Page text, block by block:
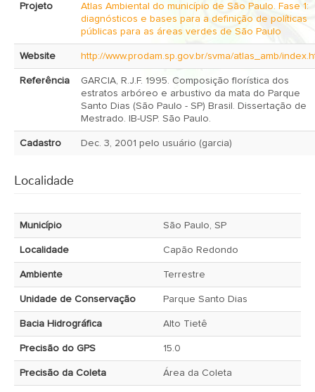
Projeto
Atlas Ambiental do município de São Paulo. Fase 1:
diagnósticos e bases para a definição de políticas
públicas para as áreas verdes de São Paulo
Website http://www.prodam.sp.gov.br/svma/atlas_amb/
Referência
GARCIA, R.J.F. 1995. Composição florística dos
estratos arbóreo e arbustivo da mata do Parque
Santo Dias (São Paulo - SP) Brasil. Dissertação de
Mestrado. IB-USP. São Paulo.
Cadastro Dec. 3, 2001 pelo usuário (garcia)
Localidade
Município São Paulo, SP
Localidade Capão Redondo
Ambiente Terrestre
Unidade de Conservação Parque Santo Dias
Bacia Hidrográfica Alto Tietê
Precisão do GPS 15.0
Precisão da Coleta Área da Coleta